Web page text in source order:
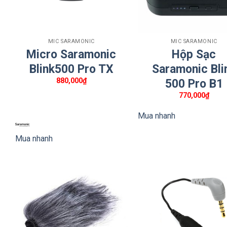
Hệ thống micro không dây kênh
Hệ thống micro không dây Saramonic Blink100 là hệ
điện thoại thông minh, máy tính bảng, máy ảnh DSLR,
loại bỏ tiếng ồn có thể lựa chọn. Từ đó mang lại âm
MIC SARAMONIC
Micro Saramonic
Blink500 Pro TX
880,000₫
Mua nhanh
MIC SARAMONIC
Hộp Sạc
Saramonic
500 Pro B1
770,000₫
Mua nhanh